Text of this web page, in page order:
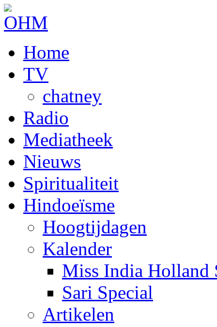
Home
TV
chatney
Radio
Mediatheek
Nieuws
Spiritualiteit
Hindoeïsme
Hoogtijdagen
Kalender
Miss India Holland
Sari Special
Artikelen